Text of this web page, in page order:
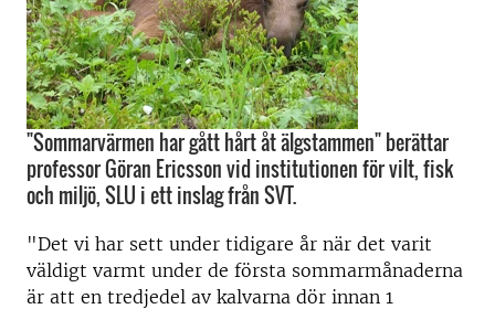
"Sommarvärmen har gått hårt åt älgstammen" berättar
professor Göran Ericsson vid institutionen för vilt, fisk
och miljö, SLU i ett inslag från SVT.
"Det vi har sett under tidigare år när det varit
väldigt varmt under de första sommarmånaderna
är att en tredjedel av kalvarna dör innan 1